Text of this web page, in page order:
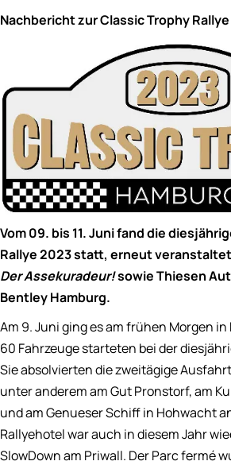
Nachbericht zur Classic Trophy
Vom 09. bis 11. Juni fand die
Rallye 2023 statt, erneut
Der Assekuradeur!sowie Thiesen
Bentley Hamburg.
Am 9. Juni ging es am frühen Morgen
60 Fahrzeuge starteten bei der
Sie absolvierten die zweitägige
unter anderem am Gut Pronstorf, am
und am Genueser Schiff in Hohwacht
Rallyehotel war auch in diesem Jahr
SlowDown am Priwall. Der Parc fermé